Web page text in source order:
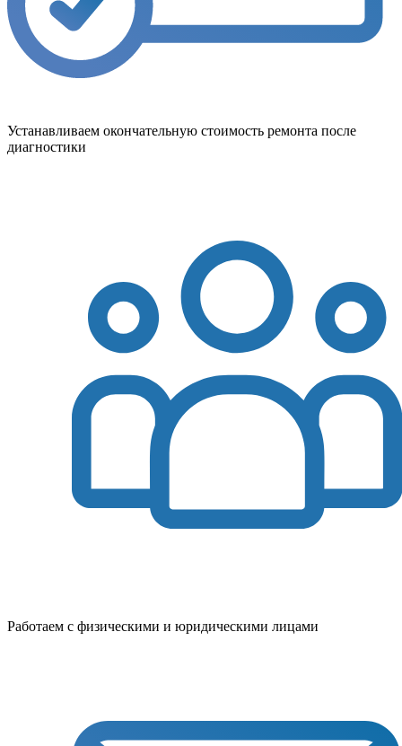
Устанавливаем окончательную стоимость ремонта после
диагностики
Работаем с физическими и юридическими лицами